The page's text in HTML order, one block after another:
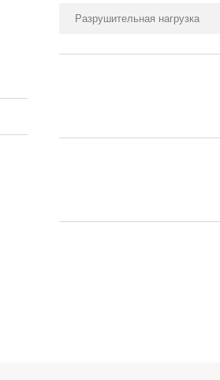
Разрушительная нагрузка